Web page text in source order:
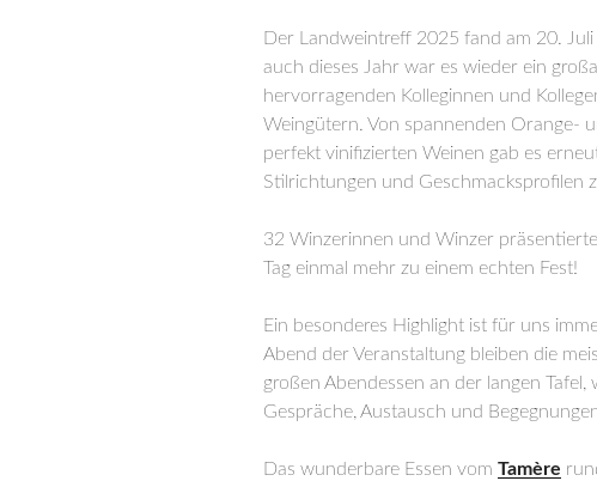
Der Landweintreff 2025 fand am 20.
auch dieses Jahr war es wieder ein
hervorragenden Kolleginnen und
Weingütern. Von spannenden Orange-
perfekt vinifizierten Weinen gab es
Stilrichtungen und Geschmacksprofilen
32 Winzerinnen und Winzer
Tag einmal mehr zu einem echten Fest!
Ein besonderes Highlight ist für uns
Abend der Veranstaltung bleiben die
großen Abendessen an der langen
Gespräche, Austausch und
Das wunderbare Essen vom Tamère